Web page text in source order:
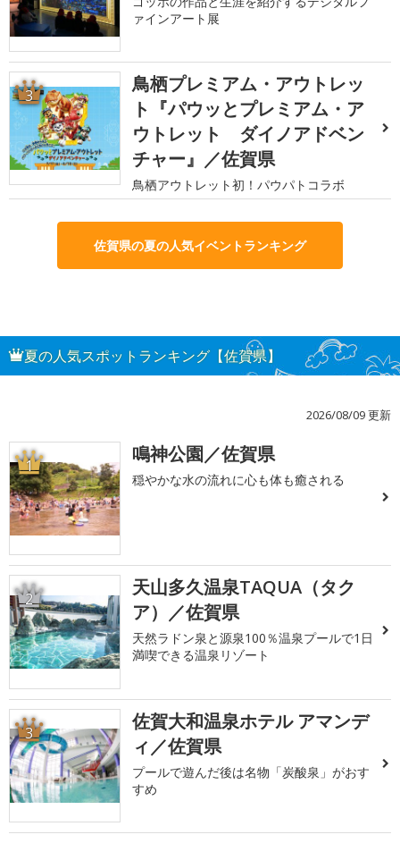
ァインアート展
3
鳥栖プレミアム・アウトレッ
ト『パウッとプレミアム・ア
ウトレット ダイノアドベン
チャー』／佐賀県
鳥栖アウトレット初！パウパトコラボ
佐賀県の夏の人気イベントランキング
夏の人気スポットランキング【佐賀県】
2026/08/09 更新
1 鳴神公園／佐賀県
穏やかな水の流れに心も体も癒される
2
天山多久温泉TAQUA（タク
ア）／佐賀県
天然ラドン泉と源泉100％温泉プールで1日
満喫できる温泉リゾート
3
佐賀大和温泉ホテル アマンデ
ィ／佐賀県
プールで遊んだ後は名物「炭酸泉」がおす
すめ